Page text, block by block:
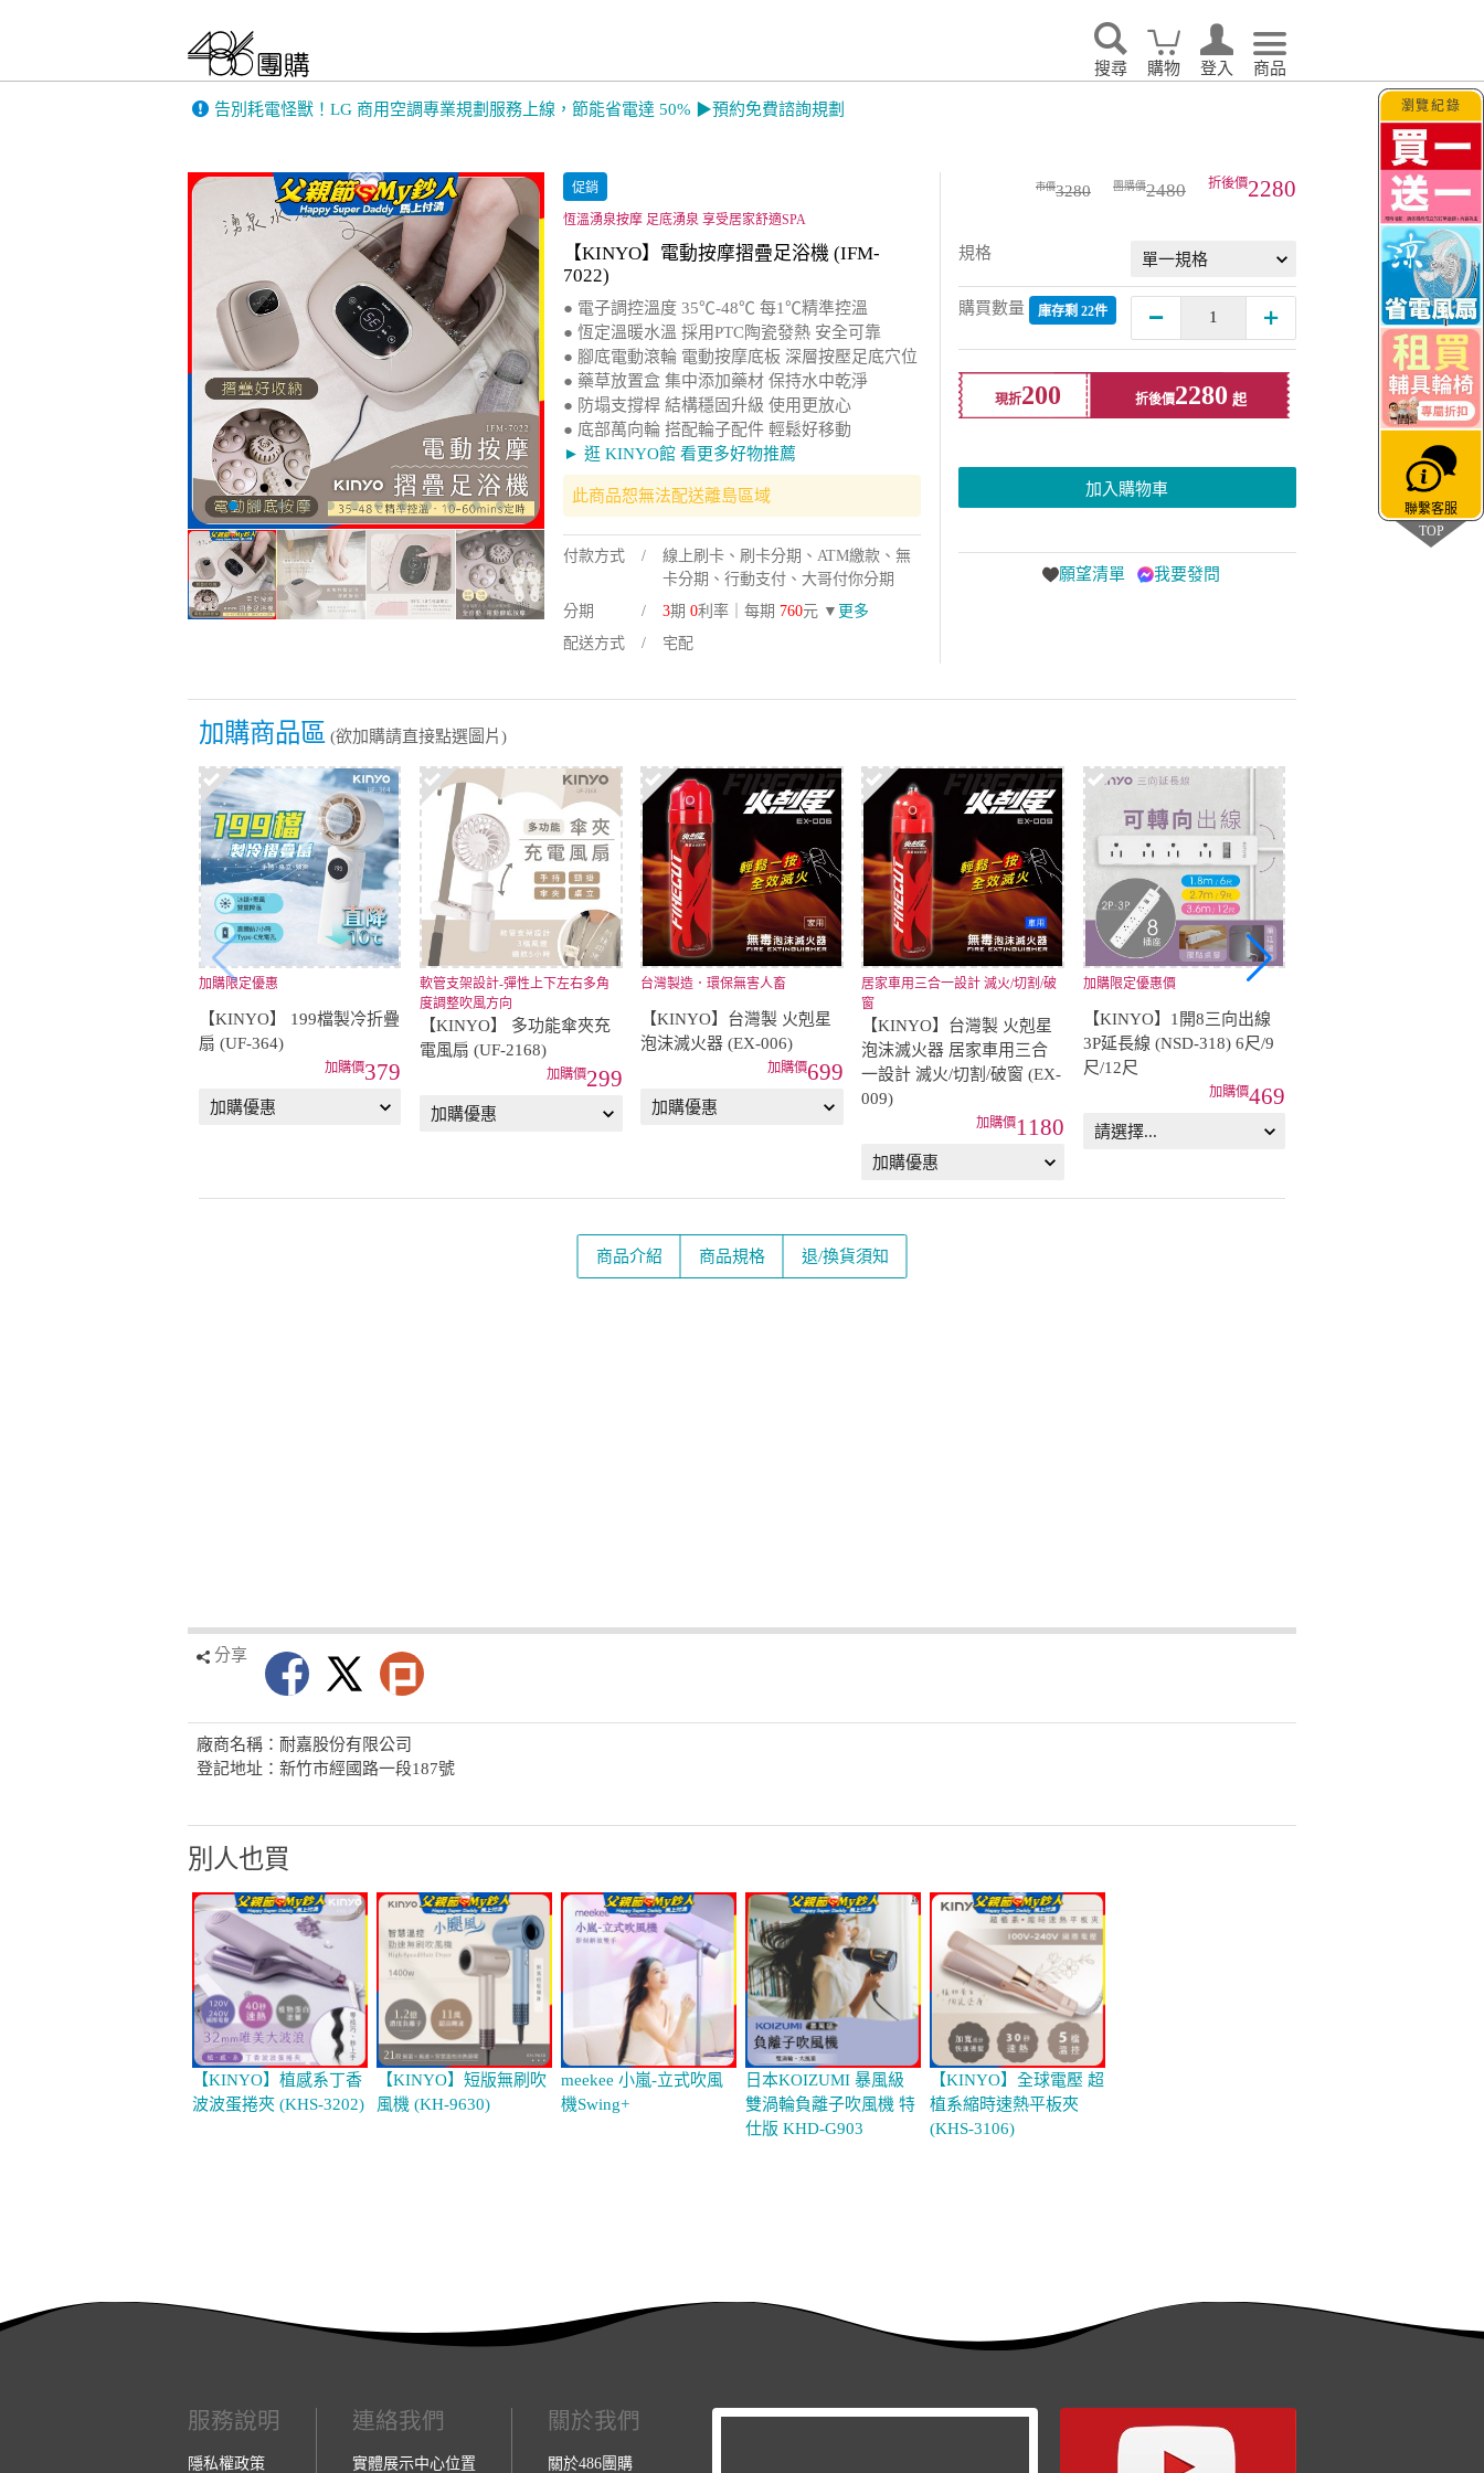
搜尋 購物 登入 商品
告別耗電怪獸！LG 商用空調專業規劃服務上線，節能省電達 50% ▶預約免費諮詢規劃
促銷
恆溫湧泉按摩 足底湧泉 享受居家舒適SPA
【KINYO】電動按摩摺疊足浴機 (IFM-
7022)
● 電子調控溫度 35℃-48℃ 每1℃精準控溫
● 恆定溫暖水溫 採用PTC陶瓷發熱 安全可靠
● 腳底電動滾輪 電動按摩底板 深層按壓足底穴位
● 藥草放置盒 集中添加藥材 保持水中乾淨
● 防塌支撐桿 結構穩固升級 使用更放心
● 底部萬向輪 搭配輪子配件 輕鬆好移動
► 逛 KINYO館 看更多好物推薦
此商品恕無法配送離島區域
付款方式
線上刷卡、刷卡分期、ATM繳款、無
卡分期、行動支付、大哥付你分期
分期
3期0利率｜每期 760元 ▼ 更多
配送方式
宅配
3280 2480 2280
規格
購買數量 庫存剩 22件
現折200 折後價2280
加入購物車
願望清單 我要發問
加購商品區 (欲加購請直接點選圖片)
加購限定優惠
【KINYO】 199檔製冷折疊
扇 (UF-364)
379
軟管支架設計-彈性上下左右多角
度調整吹風方向
【KINYO】 多功能傘夾充
電風扇 (UF-2168)
299
台灣製造．環保無害人畜
【KINYO】台灣製 火剋星
泡沫滅火器 (EX-006)
699
居家車用三合一設計 滅火/切割/破
窗
【KINYO】台灣製 火剋星
泡沫滅火器 居家車用三合
一設計 滅火/切割/破窗 (EX-
009)
1180
加購限定優惠價
【KINYO】1開8三向出線
3P延長線 (NSD-318) 6尺/9
尺/12尺
469
商品介紹 商品規格 退/換貨須知
分享
廠商名稱：耐嘉股份有限公司
登記地址：新竹市經國路一段187號
別人也買
【KINYO】植感系丁香
波波蛋捲夾 (KHS-3202)
【KINYO】短版無刷吹
風機 (KH-9630)
meekee 小嵐-立式吹風
機Swing+
日本KOIZUMI 暴風級
雙渦輪負離子吹風機 特
仕版 KHD-G903
【KINYO】全球電壓 超
植系縮時速熱平板夾
(KHS-3106)
服務說明
隱私權政策
連絡我們
實體展示中心位置
關於我們
關於486團購
瀏覽紀錄
聯繫客服
TOP